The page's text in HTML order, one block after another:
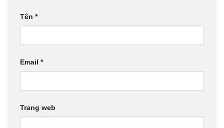
Tên *
Email *
Trang web